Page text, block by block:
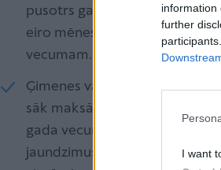
information
further
I want
pusotrs gads, pēc tam 42,69
eiro mēnesī līdz divu gadu
vecumam.
Ģimenes valsts pabalstu. To
sāk maksāt no bērna viena
gada vecuma. Ja
jaundzimušais bērniņš ir